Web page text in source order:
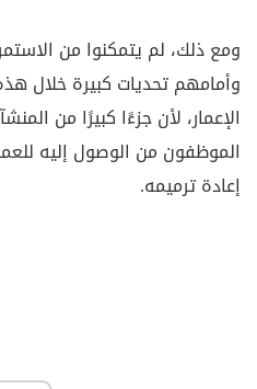
ومع ذلك، لم يتمكنوا من
وأمامهم تحديات كبيرة خلال
الإعمار، لأن جزءًا كبيرًا من
الموظفون من الوصول إليه
إعادة ترميمه.